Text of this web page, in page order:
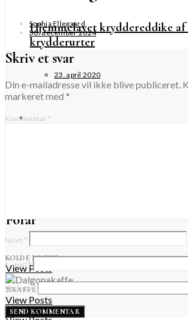
Hjemmelavet kryddereddike
krydderurter
23. april 2020
Forår
KOLDE DRIKKE
View Posts
ISKAFFE
View Posts
DRINKS & COCKTAILS
Sophia Ellegaard
30. december 2024
Skriv et svar
Din e-mailadresse vil ikke blive publiceret.
markeret med *
Kommentar *
Navn *
E-mail *
Websted